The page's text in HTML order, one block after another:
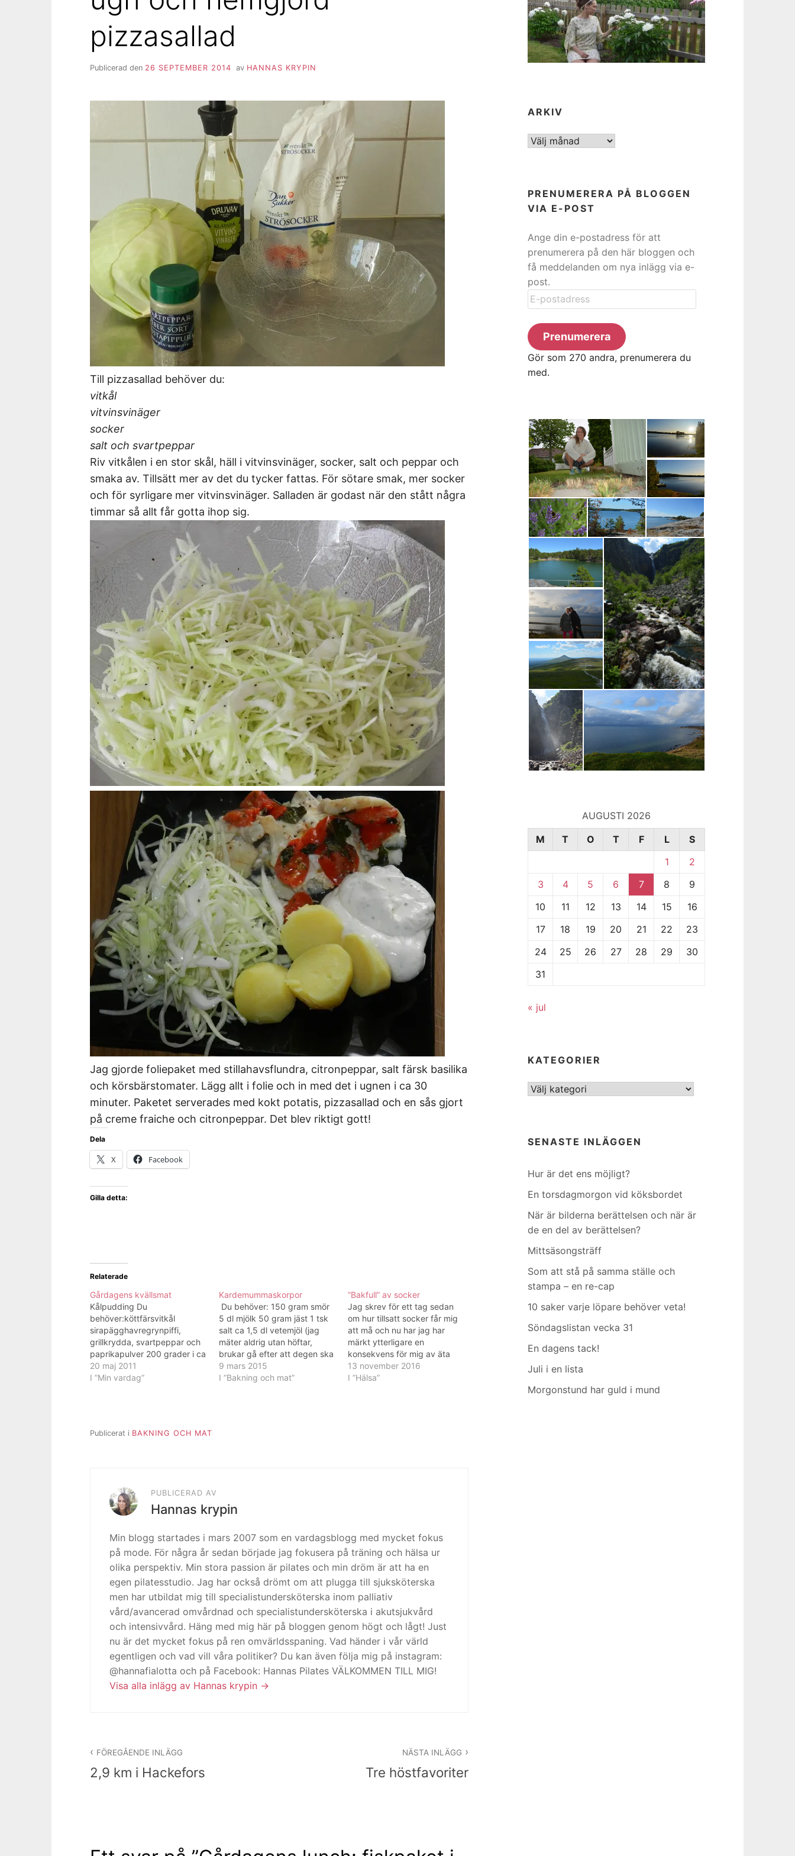
pizzasallad
Publicerad den 26 SEPTEMBER 2014 av HANNAS KRYPIN
Till pizzasallad behöver du:
vitkål
vitvinsvinäger
socker
salt och svartpeppar
Riv vitkålen i en stor skål, häll i vitvinsvinäger, socker, salt och peppar och
smaka av. Tillsätt mer av det du tycker fattas. För sötare smak, mer socker
och för syrligare mer vitvinsvinäger. Salladen är godast när den stått några
timmar så allt får gotta ihop sig.
Jag gjorde foliepaket med stillahavsflundra, citronpeppar, salt färsk basilika
och körsbärstomater. Lägg allt i folie och in med det i ugnen i ca 30
minuter. Paketet serverades med kokt potatis, pizzasallad och en sås gjort
på creme fraiche och citronpeppar. Det blev riktigt gott!
Dela
X Facebook
Gilla detta:
Relaterade
Gårdagens kvällsmat
Kålpudding Du
behöver:köttfärsvitkål
sirapägghavregrynpiffi,
grillkrydda, svartpeppar och
paprikapulver 200 grader i ca
35 minuterBörja med att
blanda ihop havregryn, ägg
blanda i vitkålen och
20 maj 2011
I ”Min vardag”
Kardemummaskorpor
Du behöver: 150 gram smör
5 dl mjölk 50 gram jäst 1 tsk
salt ca 1,5 dl vetemjöl (jag
mäter aldrig utan höftar,
brukar gå efter att degen ska
kännas fuktig men ändå gå
att arbeta med) 2 tsk
9 mars 2015
I ”Bakning och mat”
”Bakfull” av socker
Jag skrev för ett tag sedan
om hur tillsatt socker får mig
att må och nu har jag har
märkt ytterligare en
konsekvens för mig av äta
tillsatt socker. Varje gång som
jag ätit godis har jag mått
13 november 2016
I ”Hälsa”
Publicerat i BAKNING OCH MAT
PUBLICERAD AV
Hannas krypin
Min blogg startades i mars 2007 som en vardagsblogg med mycket fokus
på mode. För några år sedan började jag fokusera på träning och hälsa ur
olika perspektiv. Min stora passion är pilates och min dröm är att ha en
egen pilatesstudio. Jag har också drömt om att plugga till sjuksköterska
men har utbildat mig till specialistundersköterska inom palliativ
vård/avancerad omvårdnad och specialistundersköterska i akutsjukvård
och intensivvård. Häng med mig här på bloggen genom högt och lågt! Just
nu är det mycket fokus på ren omvärldsspaning. Vad händer i vår värld
egentligen och vad vill våra politiker? Du kan även följa mig på instagram:
@hannafialotta och på Facebook: Hannas Pilates VÄLKOMMEN TILL MIG!
Visa alla inlägg av Hannas krypin
FÖREGÅENDE INLÄGG
2,9 km i Hackefors
NÄSTA INLÄGG
Tre höstfavoriter
ARKIV
ARKIV
PRENUMERERA PÅ BLOGGEN
VIA E-POST
Ange din e-postadress för att
prenumerera på den här bloggen och
få meddelanden om nya inlägg via e-
post.
E-
postadress
Prenumerera
Gör som 270 andra, prenumerera du
med.
AUGUSTI 2026
M
T O T F L
S
1
2
3
4 5 6 7 8
9
10
11 12 13 14 15
16
17
18 19 20 21 22
23
24
25 26 27 28 29
30
31
« jul
KATEGORIER
Kategorier
SENASTE INLÄGGEN
Hur är det ens möjligt?
En torsdagmorgon vid köksbordet
När är bilderna berättelsen och när är
de en del av berättelsen?
Mittsäsongsträff
Som att stå på samma ställe och
stampa – en re-cap
10 saker varje löpare behöver veta!
Söndagslistan vecka 31
En dagens tack!
Juli i en lista
Morgonstund har guld i mund